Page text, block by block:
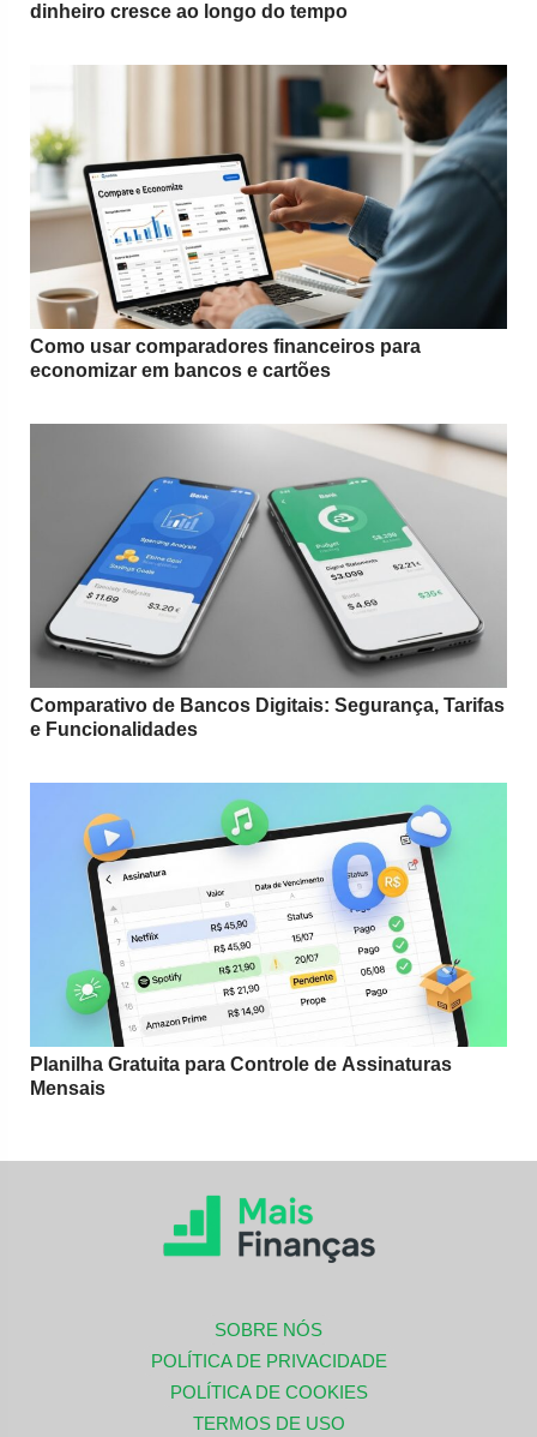
dinheiro cresce ao longo do tempo
Como usar comparadores financeiros para
economizar em bancos e cartões
Comparativo de Bancos Digitais: Segurança, Tarifas
e Funcionalidades
Planilha Gratuita para Controle de Assinaturas
Mensais
SOBRE NÓS
POLÍTICA DE PRIVACIDADE
POLÍTICA DE COOKIES
TERMOS DE USO